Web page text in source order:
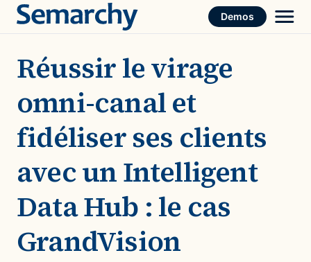
Skip
Demos
Réussir le virage
omni-canal et
fidéliser ses clients
avec un Intelligent
Data Hub : le cas
GrandVision